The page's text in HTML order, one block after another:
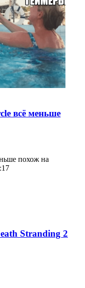
всё меньше
похож на
Stranding 2